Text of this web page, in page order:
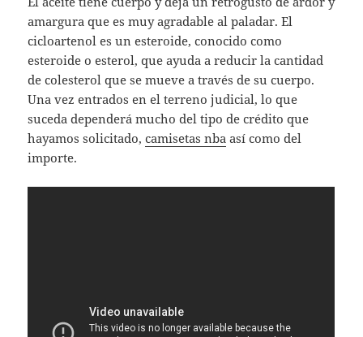
amargura que es muy agradable al paladar. El
cicloartenol es un esteroide, conocido como
esteroide o esterol, que ayuda a reducir la cantidad
de colesterol que se mueve a través de su cuerpo.
Una vez entrados en el terreno judicial, lo que
suceda dependerá mucho del tipo de crédito que
hayamos solicitado,camisetas nba así como del
importe.